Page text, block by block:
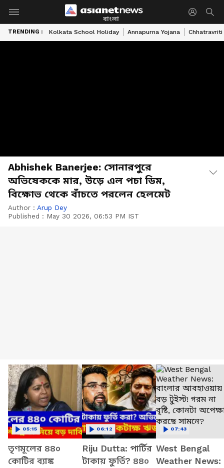
বাংলা
TRENDING : Kolkata School Holiday Annapurna Yojana Chhatravriti
Abhishek Banerjee: সোনারপুরে
অভিষেককে মার, উড়ে এল পচা ডিম,
বিক্ষোভ থেকে বাঁচতে পরলেন হেলমেট
Author : Arup Dey
Published : May 30 2026, 06:53 PM IST
তৃণমূলের ৪৪০
কোটির ব্যাঙ্ক
05:15
Riju Dutta: পার্টির
টাকায় ফুর্তি? ৪৪০
06:12
West Bengal
Weather News:
07:43